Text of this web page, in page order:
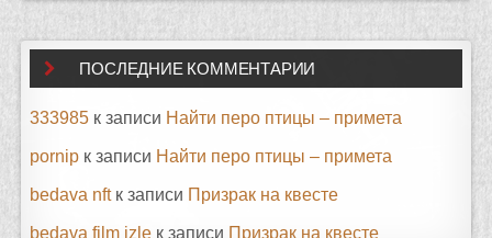
ПОСЛЕДНИЕ КОММЕНТАРИИ
333985 к записи Найти перо птицы – примета
pornip к записи Найти перо птицы – примета
bedava nftк записи Призрак на квесте
bedava film izle к записи Призрак на квесте